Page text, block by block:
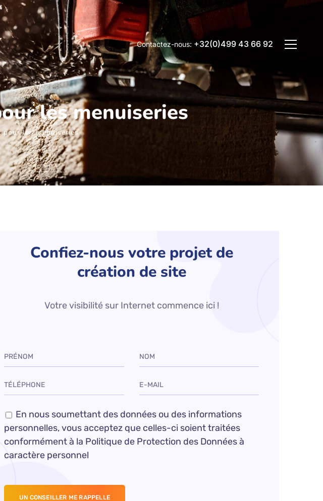
Contactez-nous: +32(0)499 43 66 92
les menuiseries
les menuiseries
Confiez-nous votre projet de
création de site
Votre visibilité sur Internet commence ici !
En nous soumettant des données ou des informations
personnelles, vous acceptez que celles-ci soient traitées
conformément à la Politique de Protection des Données à
caractère personnel